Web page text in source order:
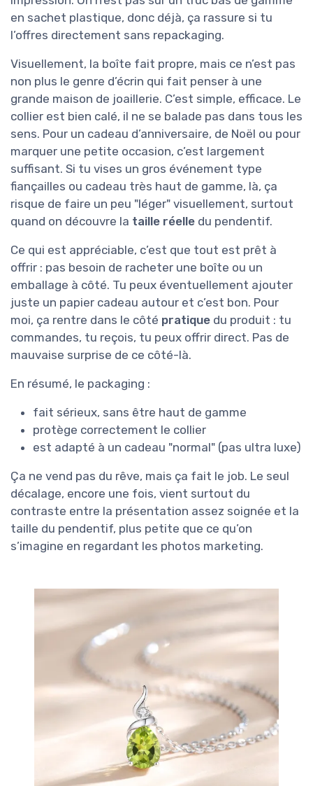
en sachet plastique, donc déjà, ça rassure si tu
l’offres directement sans repackaging.
Visuellement, la boîte fait propre, mais ce n’est pas
non plus le genre d’écrin qui fait penser à une
grande maison de joaillerie. C’est simple, efficace. Le
collier est bien calé, il ne se balade pas dans tous les
sens. Pour un cadeau d’anniversaire, de Noël ou pour
marquer une petite occasion, c’est largement
suffisant. Si tu vises un gros événement type
fiançailles ou cadeau très haut de gamme, là, ça
risque de faire un peu "léger" visuellement, surtout
quand on découvre la taille réelle du pendentif.
Ce qui est appréciable, c’est que tout est prêt à
offrir : pas besoin de racheter une boîte ou un
emballage à côté. Tu peux éventuellement ajouter
juste un papier cadeau autour et c’est bon. Pour
moi, ça rentre dans le côté pratique du produit : tu
commandes, tu reçois, tu peux offrir direct. Pas de
mauvaise surprise de ce côté-là.
En résumé, le packaging :
fait sérieux, sans être haut de gamme
protège correctement le collier
est adapté à un cadeau "normal" (pas ultra luxe)
Ça ne vend pas du rêve, mais ça fait le job. Le seul
décalage, encore une fois, vient surtout du
contraste entre la présentation assez soignée et la
taille du pendentif, plus petite que ce qu’on
s’imagine en regardant les photos marketing.